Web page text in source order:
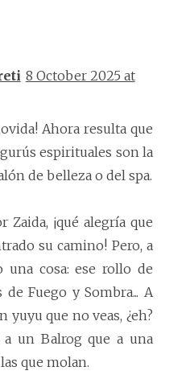
8 October 2025 at
Ahora resulta que
espirituales son la
de belleza o del spa.
Zaida, ¡qué alegría que
su camino! Pero, a
una cosa: ese rollo de
de Fuego y Sombra... A
yuyu que no veas, ¿eh?
a un Balrog que a una
que molan.